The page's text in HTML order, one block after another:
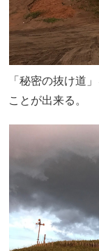
「秘密の抜け道
ことが出来る。